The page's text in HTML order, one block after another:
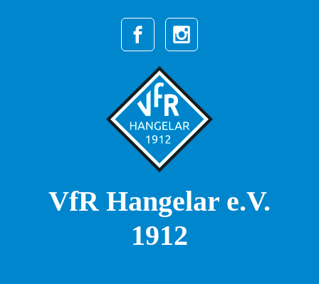
Zum Hauptinhalt springen
VfR Hangelar e.V.
1912